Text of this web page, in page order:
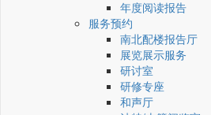
年度阅读报告
服务预约
南北配楼报告厅
展览展示服务
研讨室
研修专座
和声厅